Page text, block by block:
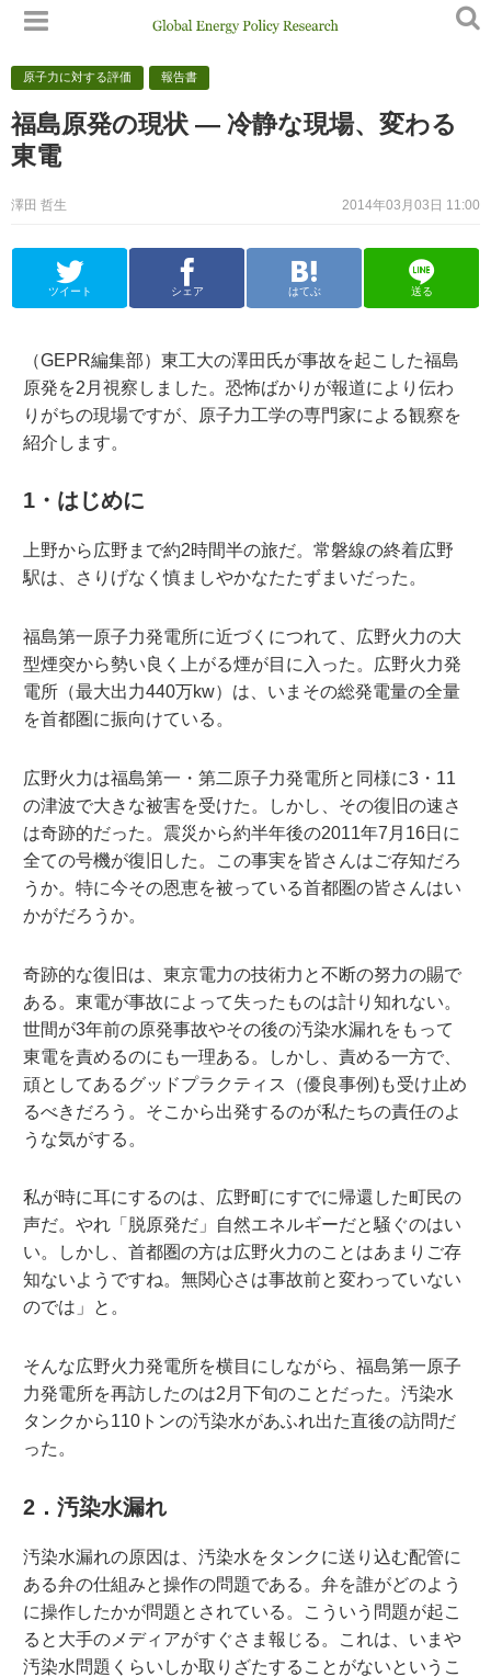
原子力に対する評価 報告書
福島原発の現状 — 冷静な現場、変わる
東電
2014年03月03日 11:00
澤田 哲生
ツイート シェア はてぶ 送る
（GEPR編集部）東工大の澤田氏が事故を起こした福島
原発を2月視察しました。恐怖ばかりが報道により伝わ
りがちの現場ですが、原子力工学の専門家による観察を
紹介します。
1・はじめに
上野から広野まで約2時間半の旅だ。常磐線の終着広野
駅は、さりげなく慎ましやかなたたずまいだった。
福島第一原子力発電所に近づくにつれて、広野火力の大
型煙突から勢い良く上がる煙が目に入った。広野火力発
電所（最大出力440万kw）は、いまその総発電量の全量
を首都圏に振向けている。
広野火力は福島第一・第二原子力発電所と同様に3・11
の津波で大きな被害を受けた。しかし、その復旧の速さ
は奇跡的だった。震災から約半年後の2011年7月16日に
全ての号機が復旧した。この事実を皆さんはご存知だろ
うか。特に今その恩恵を被っている首都圏の皆さんはい
かがだろうか。
奇跡的な復旧は、東京電力の技術力と不断の努力の賜で
ある。東電が事故によって失ったものは計り知れない。
世間が3年前の原発事故やその後の汚染水漏れをもって
東電を責めるのにも一理ある。しかし、責める一方で、
頑としてあるグッドプラクティス（優良事例)も受け止め
るべきだろう。そこから出発するのが私たちの責任のよ
うな気がする。
私が時に耳にするのは、広野町にすでに帰還した町民の
声だ。やれ「脱原発だ」自然エネルギーだと騒ぐのはい
い。しかし、首都圏の方は広野火力のことはあまりご存
知ないようですね。無関心さは事故前と変わっていない
のでは」と。
そんな広野火力発電所を横目にしながら、福島第一原子
力発電所を再訪したのは2月下旬のことだった。汚染水
タンクから110トンの汚染水があふれ出た直後の訪問だ
った。
2．汚染水漏れ
汚染水漏れの原因は、汚染水をタンクに送り込む配管に
ある弁の仕組みと操作の問題である。弁を誰がどのよう
に操作したかが問題とされている。こういう問題が起こ
ると大手のメディアがすぐさま報じる。これは、いまや
汚染水問題くらいしか取りざたすることがないというこ